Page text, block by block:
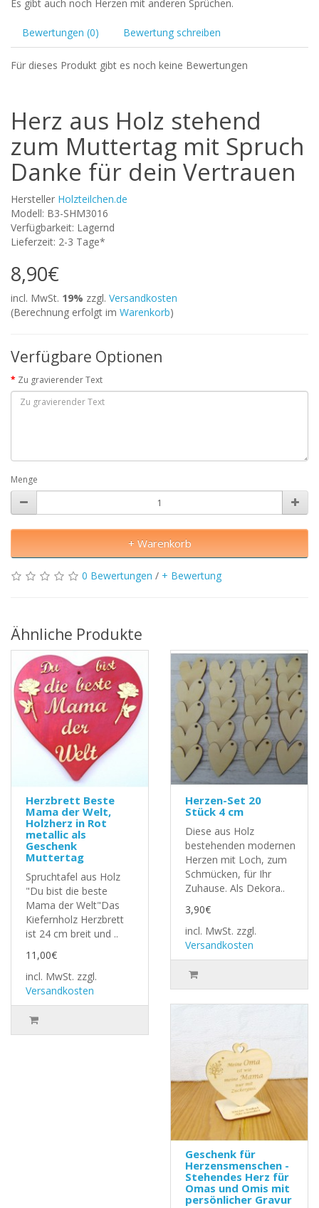
Es gibt auch noch Herzen mit anderen Sprüchen.
Bewertungen (0) Bewertung schreiben
Für dieses Produkt gibt es noch keine Bewertungen
Herz aus Holz stehend
zum Muttertag mit Spruch
Danke für dein Vertrauen
Hersteller Holzteilchen.de
Modell: B3-SHM3016
Verfügbarkeit: Lagernd
Lieferzeit: 2-3 Tage*
8,90€
incl. MwSt. 19% zzgl. Versandkosten
(Berechnung erfolgt im Warenkorb)
Verfügbare Optionen
Zu gravierender Text
Menge
+ Warenkorb
0 Bewertungen / + Bewertung
Ähnliche Produkte
Herzbrett Beste
Mama der Welt,
Holzherz in Rot
metallic als
Geschenk
Muttertag
Spruchtafel aus Holz
"Du bist die beste
Mama der Welt"Das
Kiefernholz Herzbrett
ist 24 cm breit und ..
11,00€
incl. MwSt. zzgl.
Versandkosten
Herzen-Set 20
Stück 4 cm
Diese aus Holz
bestehenden modernen
Herzen mit Loch, zum
Schmücken, für Ihr
Zuhause. Als Dekora..
3,90€
incl. MwSt. zzgl.
Versandkosten
Geschenk für
Herzensmenschen -
Stehendes Herz für
Omas und Omis mit
persönlicher Gravur